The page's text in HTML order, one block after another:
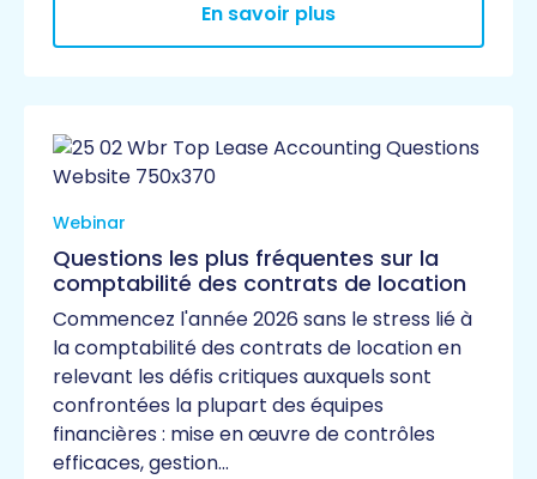
En savoir plus
Webinar
Questions les plus fréquentes sur la
comptabilité des contrats de location
Commencez l'année 2026 sans le stress lié à
la comptabilité des contrats de location en
relevant les défis critiques auxquels sont
confrontées la plupart des équipes
financières : mise en œuvre de contrôles
efficaces, gestion...